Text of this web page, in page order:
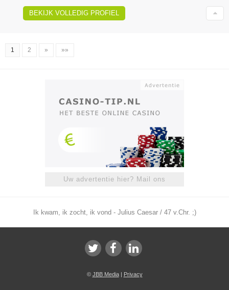
BEKIJK VOLLEDIG PROFIEL
1 2 » »»
Uw advertentie hier? Mail ons
Ik kwam, ik zocht, ik vond - Julius Caesar / 47 v.Chr. ;)
© JBB Media| Privacy